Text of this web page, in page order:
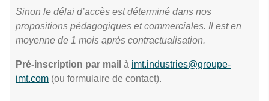
Sinon le délai d’accès est déterminé dans nos
propositions pédagogiques et commerciales. Il est en
moyenne de 1 mois après contractualisation.
Pré-inscription par mail à imt.industries@groupe-
imt.com (ou formulaire de contact).